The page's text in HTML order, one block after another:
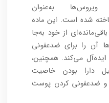
به‌عنوان
شده است. این ماده
از خود به‌جا
آن را برای ضدعفونی
می‌کند. همچنین،
دارا بودن خاصیت
و ضدعفونی کردن پوست